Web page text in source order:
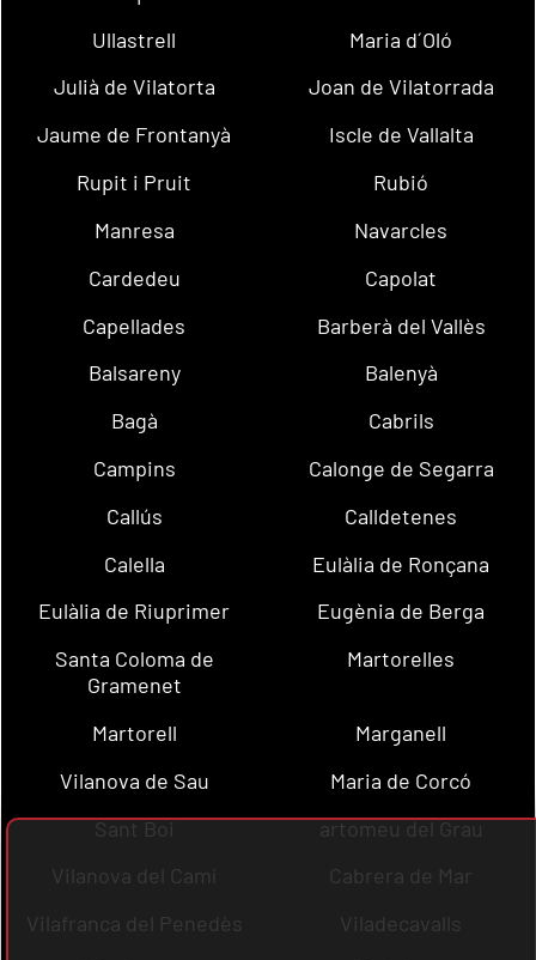
Ullastrell
Maria d´Oló
Julià de Vilatorta
Joan de Vilatorrada
Jaume de Frontanyà
Iscle de Vallalta
Rupit i Pruit
Rubió
Manresa
Navarcles
Cardedeu
Capolat
Capellades
Barberà del Vallès
Balsareny
Balenyà
Bagà
Cabrils
Campins
Calonge de Segarra
Callús
Calldetenes
Calella
Eulàlia de Ronçana
Eulàlia de Riuprimer
Eugènia de Berga
Santa Coloma de
Gramenet
Martorelles
Martorell
Marganell
Vilanova de Sau
Maria de Corcó
Sant Boi
artomeu del Grau
Vilanova del Camí
Cabrera de Mar
Vilafranca del Penedès
Viladecavalls